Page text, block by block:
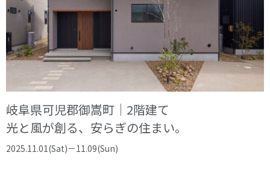
岐阜県可児郡御嵩町｜2階建て
光と風が創る、安らぎの住まい。
2025.11.01(Sat)－11.09(Sun)